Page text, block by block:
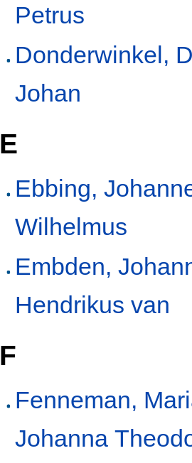
Petrus
Donderwinkel,
Johan
E
Ebbing,
Wilhelmus
Embden,
Hendrikus van
F
Fenneman,
Johanna